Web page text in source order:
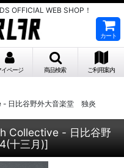
OFFICIAL WEB SHOP！
カート
イページ 商品検索 ご利用案内
- 日比谷野外大音楽堂 独炎
Collective - 日比谷野
十三月)]